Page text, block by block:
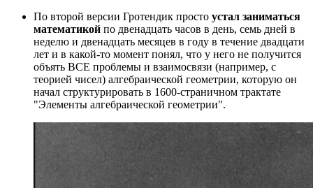
По второй версии Гротендик просто устал заниматься
математикой по двенадцать часов в день, семь дней в
неделю и двенадцать месяцев в году в течение двадцати
лет и в какой-то момент понял, что у него не получится
объять ВСЕ проблемы и взаимосвязи (например, с
теорией чисел) алгебраической геометрии, которую он
начал структурировать в 1600-страничном трактате
"Элементы алгебраической геометрии".